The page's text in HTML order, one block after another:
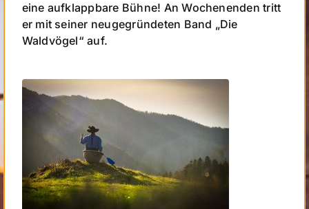
eine aufklappbare Bühne! An Wochenenden tritt
er mit seiner neugegründeten Band „Die
Waldvögel“ auf.